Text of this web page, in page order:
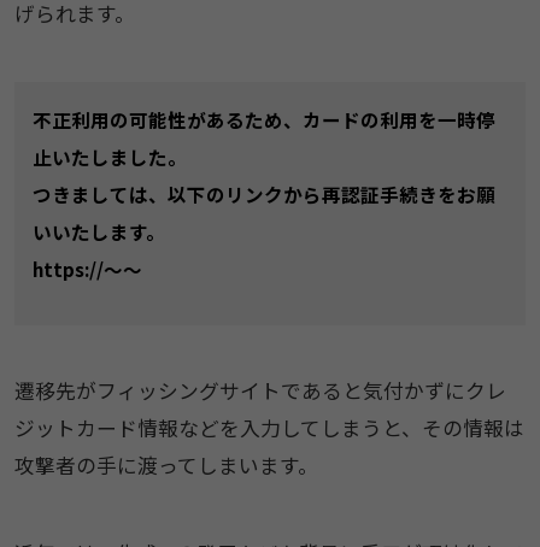
げられます。
不正利用の可能性があるため、カードの利用を一時停
止いたしました。
つきましては、以下のリンクから再認証手続きをお願
いいたします。
https://〜〜
遷移先がフィッシングサイトであると気付かずにクレ
ジットカード情報などを入力してしまうと、その情報は
攻撃者の手に渡ってしまいます。